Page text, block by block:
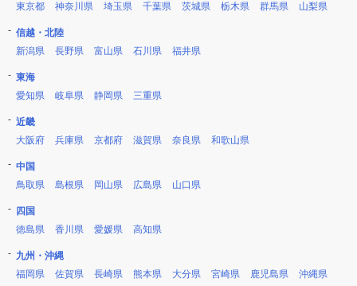
東京都
神奈川県 埼玉県 千葉県 茨城県 栃木県 群馬県 山梨県
信越・北陸
新潟県
長野県 富山県 石川県 福井県
東海
愛知県
岐阜県 静岡県 三重県
近畿
大阪府
兵庫県 京都府 滋賀県 奈良県 和歌山県
中国
鳥取県
島根県 岡山県 広島県 山口県
四国
徳島県
香川県 愛媛県 高知県
九州・沖縄
福岡県
佐賀県 長崎県 熊本県 大分県 宮崎県 鹿児島県 沖縄県